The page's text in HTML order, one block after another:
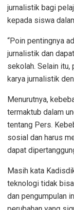
jurnalistik bagi
kepada siswa
“Poin pentingnya
jurnalistik dan
sekolah. Selain
karya jurnalistik
Menurutnya,
termaktub dalam
tentang Pers.
sosial dan harus
dapat
Masih kata
teknologi tidak
dan pengumpulan